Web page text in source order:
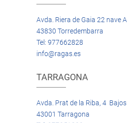
Avda. Riera de Gaia 22 nave A
43830 Torredembarra
Tel: 977662828
info@ragas.es
TARRAGONA
Avda. Prat de la Riba, 4 Bajos
43001 Tarragona